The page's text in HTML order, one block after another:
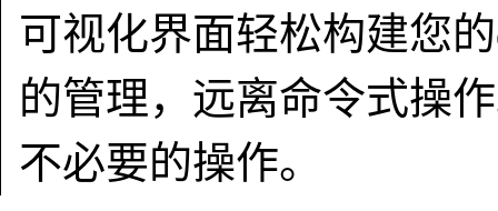
可视化界面轻松构建您
的管理，远离命令式操
不必要的操作。